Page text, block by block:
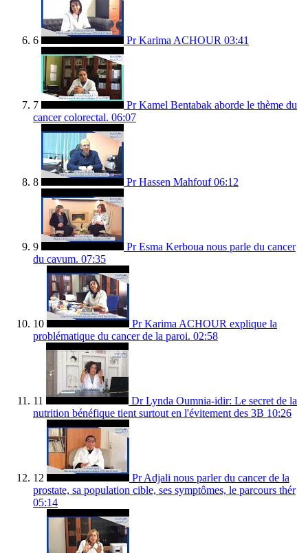
6 Pr Karima ACHOUR 03:41
7
Pr Kamel Bentabak aborde le thème du
cancer colorectal. 06:07
8 Pr Hassen Mahfouf 06:12
9
Pr Esma Kerboua nous parle du cancer
du cavum. 07:35
10
Pr Karima ACHOUR explique la
problématique du cancer de la paroi. 02:58
11
Dr Lynda Oumnia-idir: Le secret de la
nutrition bénéfique tient surtout en l'évitement des 3B 10:26
12
Pr Adjali nous parler du cancer de la
prostate, sa population cible, ses symptômes, le parcours thér
05:14